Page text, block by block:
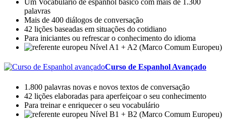
Um Vocabulário de espanhol básico com mais de 1.300
palavras
Mais de 400 diálogos de conversação
42 lições baseadas em situações do cotidiano
Para iniciantes ou refrescar o conhecimento do idioma
Nível A1 + A2 (Marco Comum Europeu)
Curso de Espanhol Avançado
1.800 palavras novas e novos textos de conversação
42 lições elaboradas para aperfeiçoar o seu conhecimento
Para treinar e enriquecer o seu vocabulário
Nível B1 + B2 (Marco Comum Europeu)